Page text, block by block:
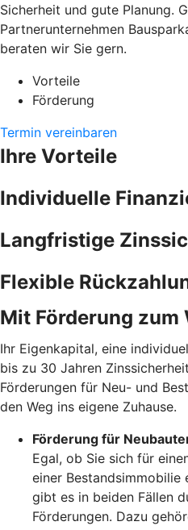
Sicherheit und gute Planung.
Partnerunternehmen
beraten wir Sie gern.
Vorteile
Förderung
Termin vereinbaren
Ihre Vorteile
Individuelle
Langfristige
Flexible
Mit Förderung zum
Ihr Eigenkapital, eine
bis zu 30 Jahren Zinssicherheit
Förderungen für Neu- und
den Weg ins eigene Zuhause.
Förderung für
Egal, ob Sie sich für
einer Bestandsimmobilie
gibt es in beiden Fällen
Förderungen. Dazu